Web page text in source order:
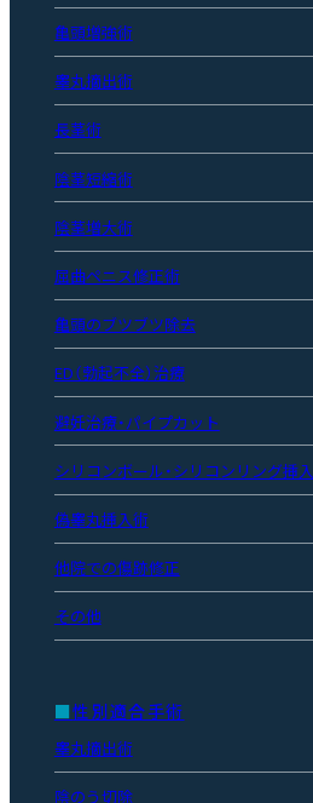
亀頭増強術
睾丸摘出術
長茎術
陰茎短縮術
陰茎増大術
屈曲ペニス修正術
亀頭のブツブツ除去
ED（勃起不全）治療
避妊治療・パイプカット
シリコンボール・シリコンリング挿入
偽睾丸挿入術
他院での傷跡修正
その他
性別適合手術
睾丸摘出術
陰のう切除